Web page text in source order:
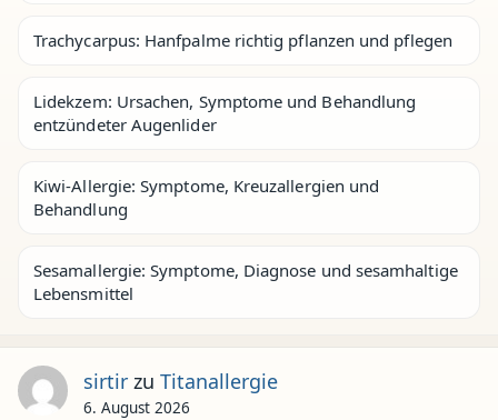
Trachycarpus: Hanfpalme richtig pflanzen und pflegen
Lidekzem: Ursachen, Symptome und Behandlung
entzündeter Augenlider
Kiwi-Allergie: Symptome, Kreuzallergien und
Behandlung
Sesamallergie: Symptome, Diagnose und sesamhaltige
Lebensmittel
sirtirzu Titanallergie
6. August 2026